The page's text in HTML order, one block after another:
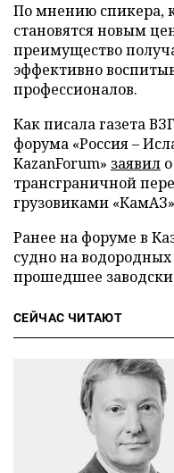
По мнению спикера,
становятся новым
преимущество
эффективно
профессионалов.
Как писала газета
форума «Россия –
KazanForum» заявил
трансграничной
грузовиками
Ранее на форуме в
судно на
прошедшее
СЕЙЧАС ЧИТАЮТ